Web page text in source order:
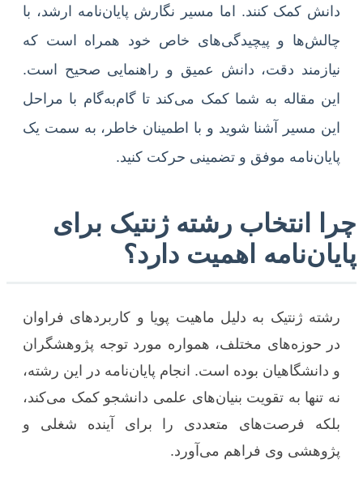
دانش کمک کنند. اما مسیر نگارش پایان‌نامه ارشد، با
چالش‌ها و پیچیدگی‌های خاص خود همراه است که
نیازمند دقت، دانش عمیق و راهنمایی صحیح است.
این مقاله به شما کمک می‌کند تا گام‌به‌گام با مراحل
این مسیر آشنا شوید و با اطمینان خاطر، به سمت یک
پایان‌نامه موفق و تضمینی حرکت کنید.
چرا انتخاب رشته ژنتیک برای
پایان‌نامه اهمیت دارد؟
رشته ژنتیک به دلیل ماهیت پویا و کاربردهای فراوان
در حوزه‌های مختلف، همواره مورد توجه پژوهشگران
و دانشگاهیان بوده است. انجام پایان‌نامه در این رشته،
نه تنها به تقویت بنیان‌های علمی دانشجو کمک می‌کند،
بلکه فرصت‌های متعددی را برای آینده شغلی و
پژوهشی وی فراهم می‌آورد.